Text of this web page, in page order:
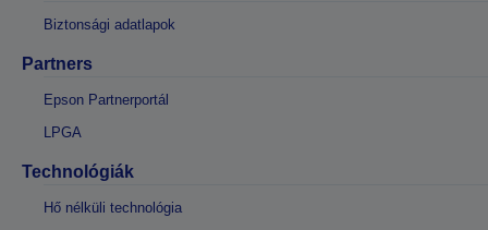
Biztonsági adatlapok
Partners
Epson Partnerportál
LPGA
Technológiák
Hő nélküli technológia